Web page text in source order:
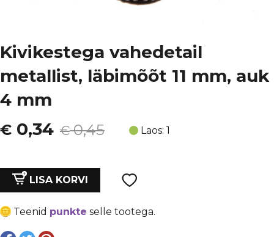
Kivikestega vahedetail
metallist, läbimõõt 11 mm, auk
4 mm
€0,45
Algne
oli:
€ 0,45.
€ 0,34
Current
is:
€ 0,34.
Laos: 1
Kivikestega
vahedetail
läbimõõt
11
LISA KORVI
Teenid punkte selle tootega.